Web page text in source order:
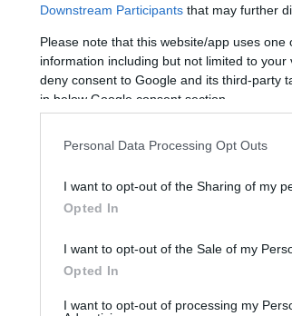
Downstream Participants that may further
Please note that this website/app uses
information including but not limited to
deny consent to Google and its third-party
in below Google consent section.
Personal Data Processing Opt Outs
I want to opt-out of the Sharing of my
Opted In
I want to opt-out of the Sale of my
Opted In
I want to opt-out of processing my
πενταετία θα χρειασθούν περίπου
επανδρώσουν τα νέα πλοία που θα